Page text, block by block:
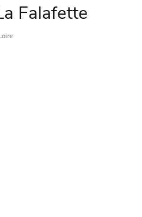
Falafette